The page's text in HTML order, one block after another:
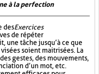
à la perfection
desExercices
de répéter
une tâche jusqu’à ce que
soient maitrisées. La
gestes, des mouvements,
d’un mot, etc.